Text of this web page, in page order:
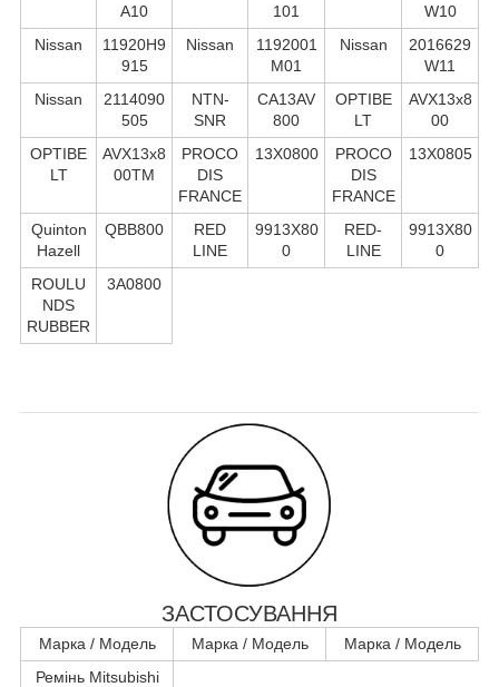
A10
101
W10
Nissan
11920H9
915
Nissan
1192001
M01
Nissan
2016629
W11
Nissan
2114090
505
NTN-
SNR
CA13AV
800
OPTIBE
LT
AVX13x8
00
OPTIBE
LT
AVX13x8
00TM
PROCO
DIS
FRANCE
13X0800
PROCO
DIS
FRANCE
13X0805
Quinton
Hazell
QBB800
RED
LINE
9913X80
0
RED-
LINE
9913X80
0
ROULU
NDS
RUBBER
3A0800
ЗАСТОСУВАННЯ
Марка / Модель Марка / Модель
Марка / Модель
Ремінь Mitsubishi